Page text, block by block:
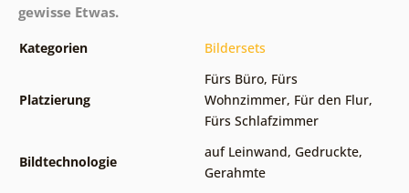
gewisse Etwas.
Kategorien Bildersets
Platzierung
Fürs Büro, Fürs
Wohnzimmer, Für den Flur,
Fürs Schlafzimmer
Bildtechnologie
auf Leinwand, Gedruckte,
Gerahmte